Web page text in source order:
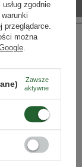
Years Tawny
Port
zł
18 lat?
zgodnie
przeglądarce.
można
Zawsze
aktywne